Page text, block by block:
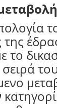
της
το
σειρά